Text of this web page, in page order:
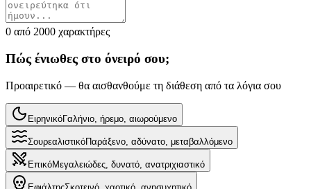
0 από 2000 χαρακτήρες
Πώς ένιωθες στο όνειρό σου;
Προαιρετικό — θα αισθανθούμε τη διάθεση από τα λόγια σου
ΕιρηνικόΓαλήνιο, ήρεμο, αιωρούμενο
ΣουρεαλιστικόΠαράξενο, αδύνατο, μεταβαλλόμενο
ΕπικόΜεγαλειώδες, δυνατό, ανατριχιαστικό